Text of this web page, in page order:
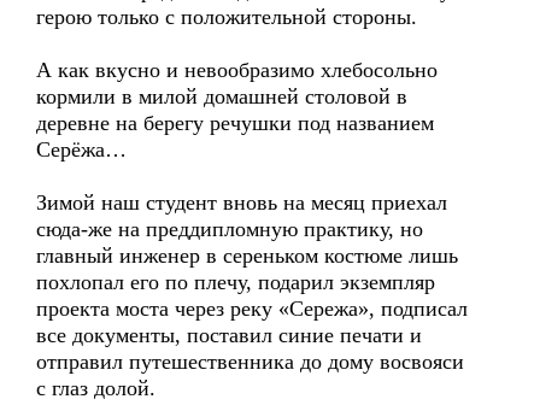
герою только с положительной стороны.
А как вкусно и невообразимо хлебосольно
кормили в милой домашней столовой в
деревне на берегу речушки под названием
Серёжа…
Зимой наш студент вновь на месяц приехал
сюда-же на преддипломную практику, но
главный инженер в сереньком костюме лишь
похлопал его по плечу, подарил экземпляр
проекта моста через реку «Сережа», подписал
все документы, поставил синие печати и
отправил путешественника до дому восвояси
с глаз долой.